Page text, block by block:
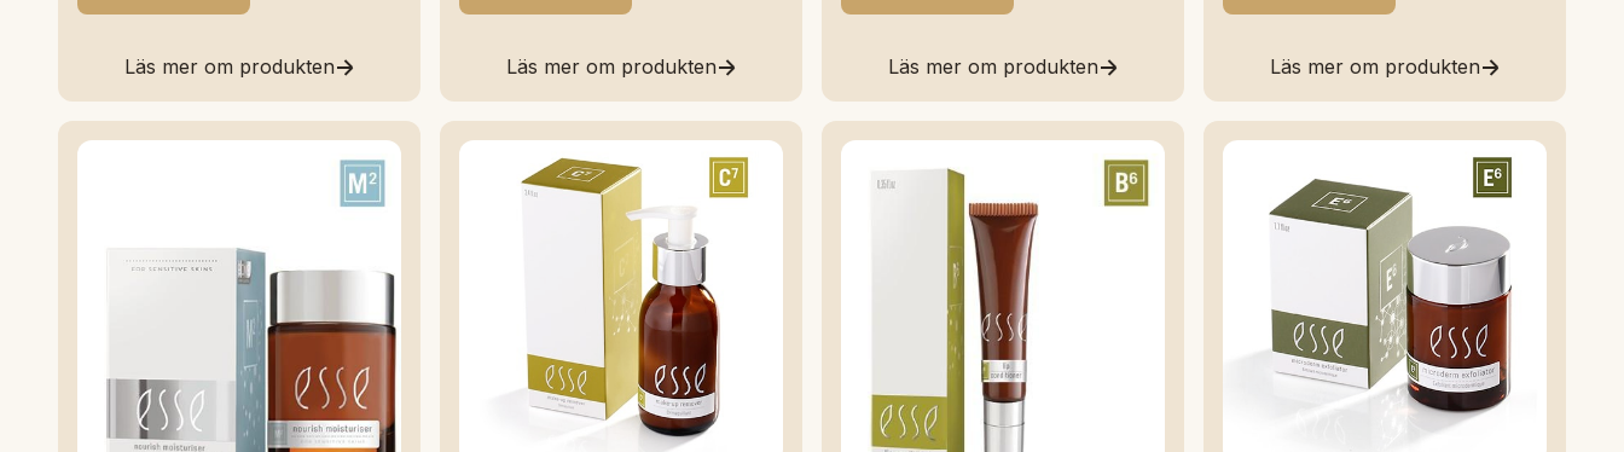
Läs mer om produkten Läs mer om produkten Läs mer om produkten Läs mer om produkten